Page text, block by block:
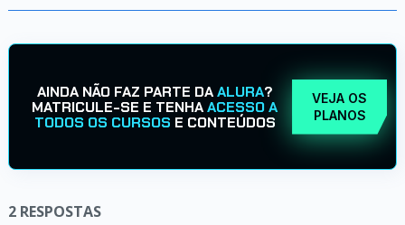
AINDA NÃO FAZ PARTE DAALURA?
MATRICULE-SE E TENHAACESSO A
TODOS OS CURSOS E CONTEÚDOS
VEJA OS
PLANOS
2 RESPOSTAS